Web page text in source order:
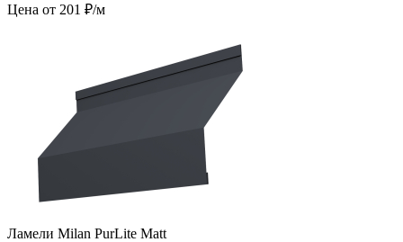
Цена от 201 ₽/м
Ламели Milan PurLite Matt